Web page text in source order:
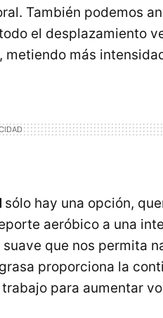
También podemos
el desplazamiento
más
sólo hay una opción,
aeróbico a una
que nos permita
proporciona la
para aumentar